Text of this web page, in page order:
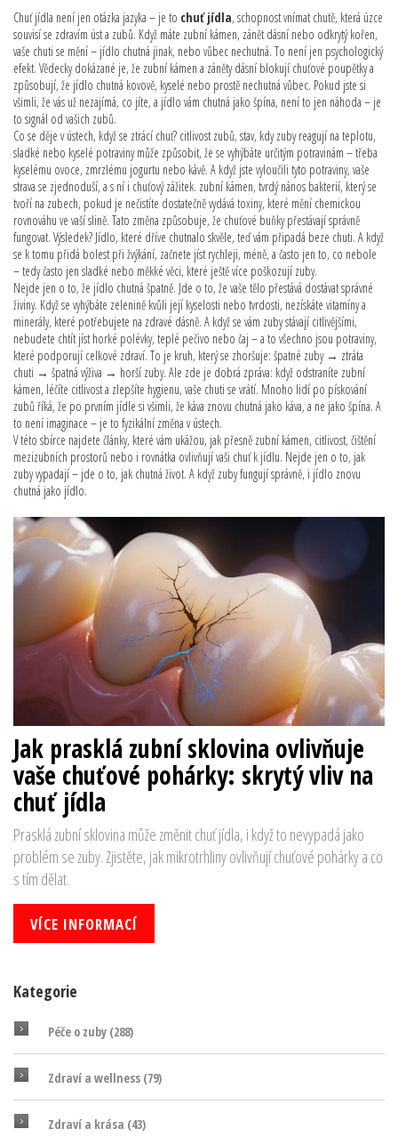
Chuť jídla není jen otázka jazyka – je to chuť jídla, schopnost vnímat chutě, která úzce
souvisí se zdravím úst a zubů. Když máte zubní kámen, zánět dásní nebo odkrytý kořen,
vaše chuti se mění – jídlo chutná jinak, nebo vůbec nechutná. To není jen psychologický
efekt. Vědecky dokázané je, že zubní kámen a záněty dásní blokují chuťové poupětky a
způsobují, že jídlo chutná kovově, kyselé nebo prostě nechutná vůbec. Pokud jste si
všimli, že vás už nezajímá, co jíte, a jídlo vám chutná jako špína, není to jen náhoda – je
to signál od vašich zubů.
Co se děje v ústech, když se ztrácí chuť? citlivost zubů, stav, kdy zuby reagují na teplotu,
sladké nebo kyselé potravinymůže způsobit, že se vyhýbáte určitým potravinám – třeba
kyselému ovoce, zmrzlému jogurtu nebo kávě. A když jste vyloučili tyto potraviny, vaše
strava se zjednoduší, a s ní i chuťový zážitek. zubní kámen, tvrdý nános bakterií, který se
tvoří na zubech, pokud je nečistíte dostatečněvydává toxiny, které mění chemickou
rovnováhu ve vaší slině. Tato změna způsobuje, že chuťové buňky přestávají správně
fungovat. Výsledek? Jídlo, které dříve chutnalo skvěle, teď vám připadá beze chuti. A když
se k tomu přidá bolest při žvýkání, začnete jíst rychleji, méně, a často jen to, co nebole
– tedy často jen sladké nebo měkké věci, které ještě více poškozují zuby.
Nejde jen o to, že jídlo chutná špatně. Jde o to, že vaše tělo přestává dostávat správné
živiny. Když se vyhýbáte zelenině kvůli její kyselosti nebo tvrdosti, nezískáte vitamíny a
minerály, které potřebujete na zdravé dásně. A když se vám zuby stávají citlivějšími,
nebudete chtít jíst horké polévky, teplé pečivo nebo čaj – a to všechno jsou potraviny,
které podporují celkové zdraví. To je kruh, který se zhoršuje: špatné zuby → ztráta
chuti → špatná výživa → horší zuby. Ale zde je dobrá zpráva: když odstraníte zubní
kámen, léčíte citlivost a zlepšíte hygienu, vaše chuti se vrátí. Mnoho lidí po pískování
zubů říká, že po prvním jídle si všimli, že káva znovu chutná jako káva, a ne jako špína. A
to není imaginace – je to fyzikální změna v ústech.
V této sbírce najdete články, které vám ukážou, jak přesně zubní kámen, citlivost, čištění
mezizubních prostorů nebo i rovnátka ovlivňují vaši chuť k jídlu. Nejde jen o to, jak
zuby vypadají – jde o to, jak chutná život. A když zuby fungují správně, i jídlo znovu
chutná jako jídlo.
Jak prasklá zubní sklovina ovlivňuje
vaše chuťové pohárky: skrytý vliv na
chuť jídla
Prasklá zubní sklovina může změnit chuť jídla, i když to nevypadá jako
problém se zuby. Zjistěte, jak mikrotrhliny ovlivňují chuťové pohárky a co
s tím dělat.
VÍCE INFORMACÍ
Kategorie
Péče o zuby (288)
Zdraví a wellness (79)
Zdraví a krása (43)